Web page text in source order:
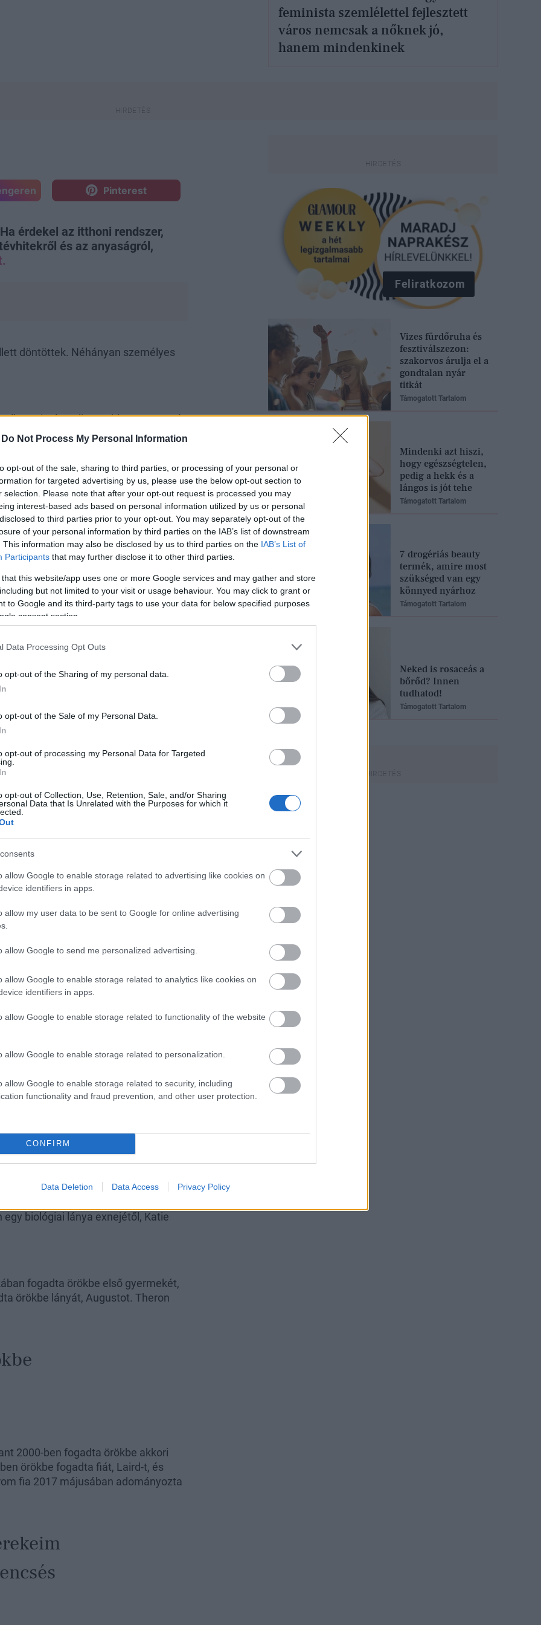
Do Not Process My Personal Information
opt-out of the sale, sharing to third parties, or processing of your personal or
for targeted advertising by us, please use the below opt-out section to
selection. Please note that after your opt-out request is processed you may
interest-based ads based on personal information utilized by us or personal
to third parties prior to your opt-out. You may separately opt-out of the
of your personal information by third parties on the IAB’s list of downstream
This information may also be disclosed by us to third parties on the IAB’s List of
Participants that may further disclose it to other third parties.
that this website/app uses one or more Google services and may gather and store
but not limited to your visit or usage behaviour. You may click to grant or
to Google and its third-party tags to use your data for below specified purposes
consent section.
Data Processing Opt Outs
opt-out of the Sharing of my personal data.
opt-out of the Sale of my Personal Data.
opt-out of processing my Personal Data for Targeted
opt-out of Collection, Use, Retention, Sale, and/or Sharing
Data that Is Unrelated with the Purposes for which it
allow Google to enable storage related to advertising like cookies on
identifiers in apps.
allow my user data to be sent to Google for online advertising
allow Google to send me personalized advertising.
allow Google to enable storage related to analytics like cookies on
identifiers in apps.
allow Google to enable storage related to functionality of the website
allow Google to enable storage related to personalization.
allow Google to enable storage related to security, including
functionality and fraud prevention, and other user protection.
CONFIRM
Data Deletion Data Access Privacy Policy
feminista szemlélettel fejlesztett
város nemcsak a nőknek jó,
hanem mindenkinek
Pinterest
érdekel az itthoni rendszer,
és az anyaságról,
döntöttek. Néhányan személyes
Pitt és Jolie Maddoxot, Paxot és
illetve Etiópiából. Jolie az
kisemberek, akikkel valaha
(Lourdes Maria Ciccone Leon és
örökbefogadott gyereke az afrikai
fiát, majd 2009-ben Mercy lányát.
t hozta haza. "Néha csak
tele a konyhám táncoló
otthonra. Azt gondoltam: "Mire
színésznő 2010-ben fogadta örökbe
Bullock bejelentette, hogy
fogadták örökbe, mielőtt 2001-ben
Keith Urban-nal: Sunday Rose
biológiai lánya exnejétől, Katie
fogadta örökbe első gyermekét,
örökbe lányát, Augustot. Theron
2000-ben fogadta örökbe akkori
örökbe fogadta fiát, Laird-t, és
fia 2017 májusában adományozta
Feliratkozom
Vizes fürdőruha és
fesztiválszezon:
szakorvos árulja el a
gondtalan nyár
titkát
Támogatott Tartalom
Mindenki azt hiszi,
hogy egészségtelen,
pedig a hekk és a
lángos is jót tehe
Támogatott Tartalom
7 drogériás beauty
termék, amire most
szükséged van egy
könnyed nyárhoz
Támogatott Tartalom
Neked is rosaceás a
bőrőd? Innen
tudhatod!
Támogatott Tartalom